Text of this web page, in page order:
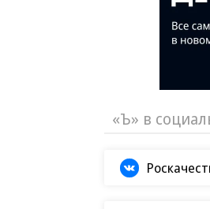
«Ъ» в